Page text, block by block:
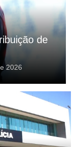
o que
2026